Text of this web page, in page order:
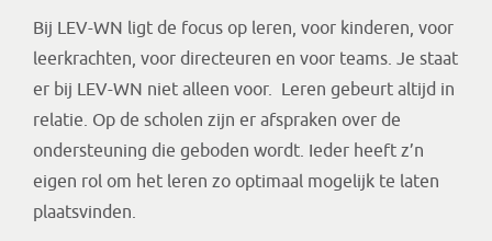
Bij LEV-WN ligt de focus op leren, voor kinderen, voor
leerkrachten, voor directeuren en voor teams. Je staat
er bij LEV-WN niet alleen voor. Leren gebeurt altijd in
relatie. Op de scholen zijn er afspraken over de
ondersteuning die geboden wordt. Ieder heeft z’n
eigen rol om het leren zo optimaal mogelijk te laten
plaatsvinden.